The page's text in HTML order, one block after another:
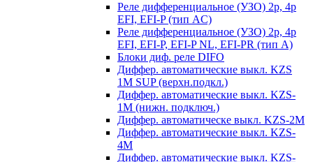
Реле дифференциальное (УЗО) 2р, 4р
EFI, EFI-P (тип AС)
Реле дифференциальное (УЗО) 2р, 4р
EFI, EFI-P, EFI-P NL, EFI-PR (тип A)
Блоки диф. реле DIFO
Диффер. автоматические выкл. KZS
1M SUP (верхн.подкл.)
Диффер. автоматические выкл. KZS-
1M (нижн. подключ.)
Диффер. автоматическе выкл. KZS-2M
Диффер. автоматические выкл. KZS-
4M
Диффер. автоматические выкл. KZS-